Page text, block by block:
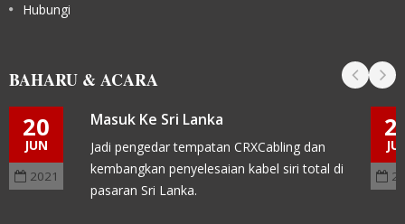
Hubungi
BAHARU & ACARA
20
JUN
2021
Masuk Ke Sri Lanka
Jadi pengedar tempatan CRXCabling dan
kembangkan penyelesaian kabel siri total di
pasaran Sri Lanka.